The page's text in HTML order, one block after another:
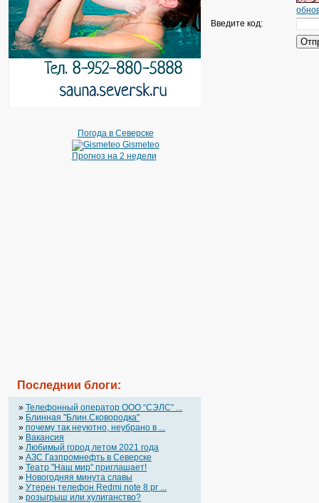
Погода в Северске
Gismeteo
Прогноз на 2 недели
Последнии блоги:
» Телефонный оператор OOO “СЭЛС” ...
» Блинная "Блин.Сковородка"
» почему так неуютно, неубрано в ...
» Вакансия
» Любимый город летом 2021 года
» АЗС Газпромнефть в Северске
» Театр "Наш мир" приглашает!
» Новогодняя минута славы
» Утерен телефон Redmi note 8 pr ...
» розыгрыш или хулиганство?
Введите код: